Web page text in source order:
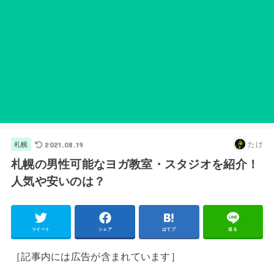
札幌 2021.08.19 たけ
札幌の男性可能なヨガ教室・スタジオを紹介！
人気や安いのは？
ツイート シェア はてブ 送る
［記事内には広告が含まれています］